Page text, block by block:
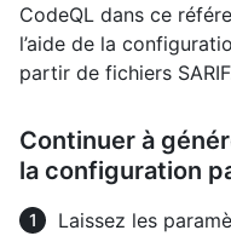
CodeQL dans ce
l’aide de la
partir de fichiers
Continuer à
la configuration
Laissez les